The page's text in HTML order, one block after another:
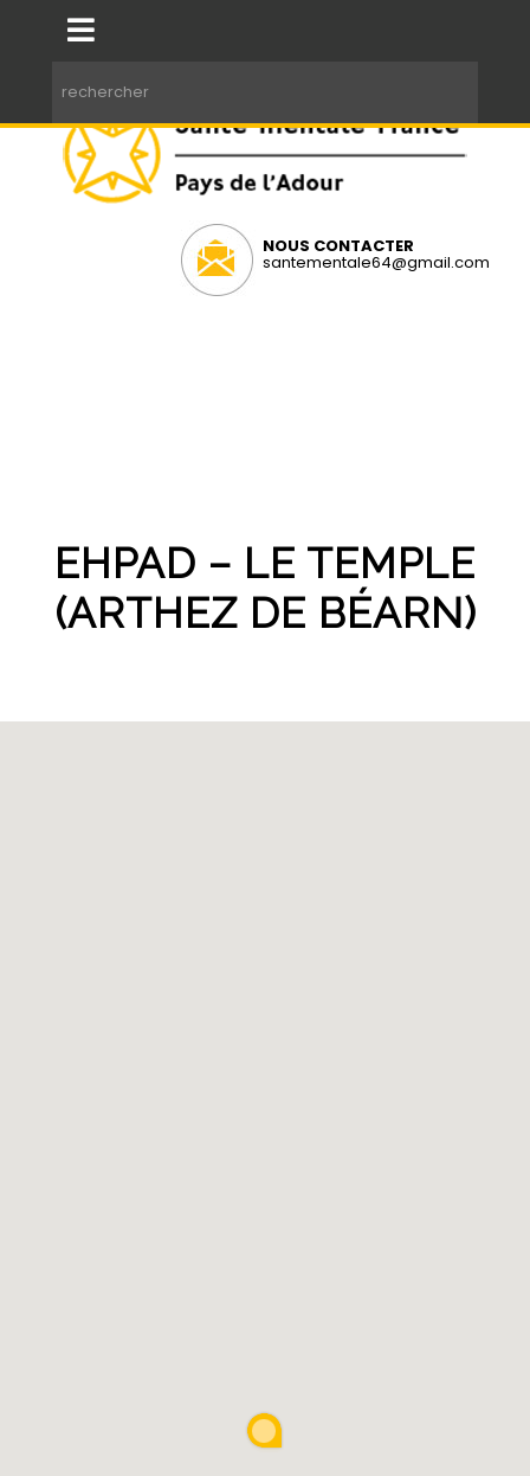
NOUS CONTACTER
santementale64@gmail.com
EHPAD – LE TEMPLE
(ARTHEZ DE BÉARN)